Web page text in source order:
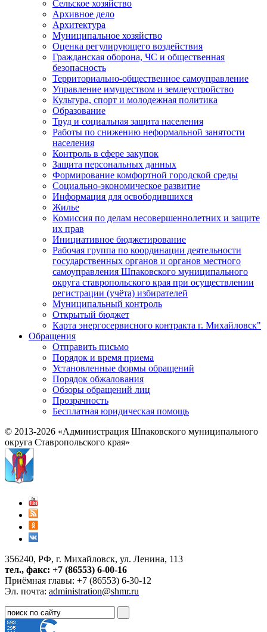
Сельское хозяйство
Архивное дело
Архитектура
Муниципальное хозяйство
Оценка регулирующего воздействия
Гражданская оборона, ЧС и общественная
безопасность
Территориально-общественное самоуправление
Управление имуществом и землеустройство
Культура, спорт и молодежная политика
Образование
Труд и социальная защита населения
Работы по снижению неформальной занятости
населения
Контроль в сфере закупок
Защита персональных данных
Формирование комфортной городской среды
Социально-экономическое развитие
Информация для освободившихся
Жилье
Комиссия по делам несовершеннолетних и защите
их прав
Инициативное бюджетирование
Рабочая группа по координации деятельности
государственных органов и органов местного
самоуправления Шпаковского муниципального
округа ставропольского края при осуществлении
регистрации (учёта) избирателей
Муниципальный контроль
Открытый бюджет
Карта энергосервисного контракта г. Михайловск"
Обращения
Отправить письмо
Порядок и время приема
Установленные формы обращений
Порядок обжалования
Обзоры обращений лиц
Прозрачность
Бесплатная юридическая помощь
© 2013-2026 «Администрация Шпаковского муниципального
округа Ставропольского края»
356240, РФ, г. Михайловск, ул. Ленина, 113
тел., факс: +7 (86553) 6-00-16
Приёмная главы: +7 (86553) 6-30-12
Эл. почта: administration@shmr.ru